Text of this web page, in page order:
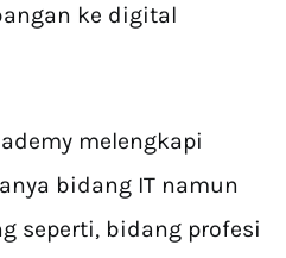
ke digital
melengkapi
bidang IT namun
seperti, bidang profesi